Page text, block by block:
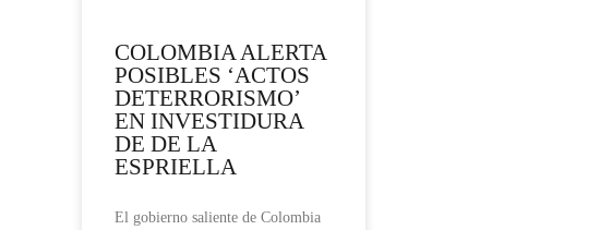
COLOMBIA ALERTA
POSIBLES ‘ACTOS
DETERRORISMO’
EN INVESTIDURA
DE DE LA
ESPRIELLA
El gobierno saliente de Colombia